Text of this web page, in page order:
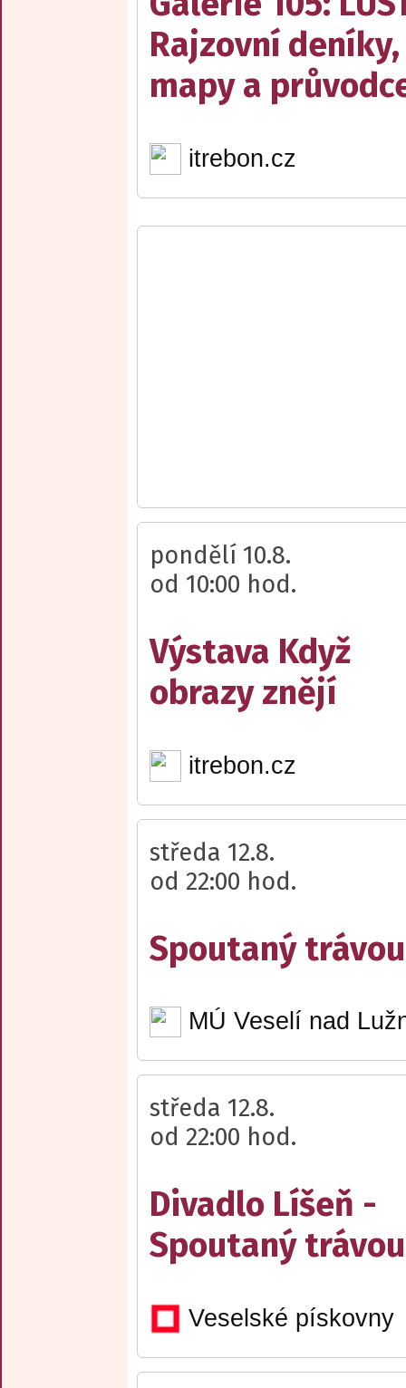
Rajzovní deníky,
mapy a
itrebon.cz
pondělí 10.8.
od 10:00 hod.
Výstava Když
obrazy znějí
itrebon.cz
středa 12.8.
od 22:00 hod.
Spoutaný
MÚ Veselí nad
středa 12.8.
od 22:00 hod.
Divadlo Líšeň -
Spoutaný trávou
Veselské pískovny